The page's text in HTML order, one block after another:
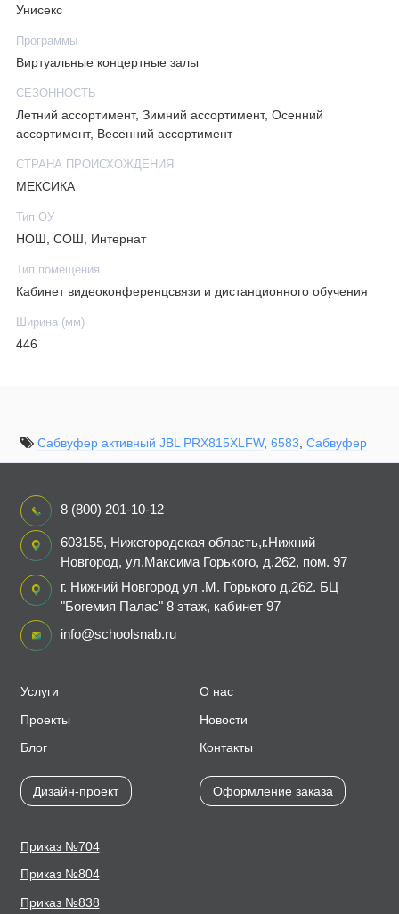
Унисекс
Программы
Виртуальные концертные залы
СЕЗОННОСТЬ
Летний ассортимент, Зимний ассортимент, Осенний
ассортимент, Весенний ассортимент
СТРАНА ПРОИСХОЖДЕНИЯ
МЕКСИКА
Тип ОУ
НОШ, СОШ, Интернат
Тип помещения
Кабинет видеоконференцсвязи и дистанционного обучения
Ширина (мм)
446
Сабвуфер активный JBL PRX815XLFW, 6583, Сабвуфер
Услуги
Проекты
Блог
Дизайн-проект
О нас
Новости
Контакты
Оформление заказа
Приказ №704
Приказ №804
Приказ №838
8 (800) 201-10-12
603155, Нижегородская область,г.Нижний
Новгород, ул.Максима Горького, д.262, пом. 97
г. Нижний Новгород ул .М. Горького д.262. БЦ
"Богемия Палас" 8 этаж, кабинет 97
info@schoolsnab.ru